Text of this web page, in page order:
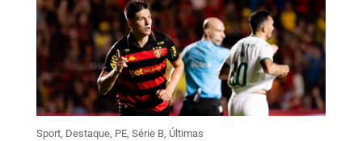
Sport, Destaque, PE, Série B, Últimas